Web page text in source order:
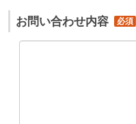
お問い合わせ内容